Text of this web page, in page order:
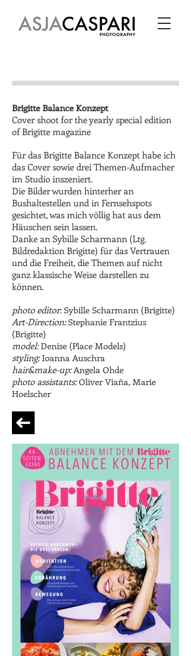
Brigitte Balance Konzept
Cover shoot for the yearly special edition
of Brigitte magazine
Für das Brigitte Balance Konzept habe ich
das Cover sowie drei Themen-Aufmacher
im Studio inszeniert.
Die Bilder wurden hinterher an
Bushaltestellen und in Fernsehspots
gesichtet, was mich völlig hat aus dem
Häuschen sein lassen.
Danke an Sybille Scharmann (Ltg.
Bildredaktion Brigitte) für das Vertrauen
und die Freiheit, die Themen auf nicht
ganz klassische Weise darstellen zu
können.
photo editor: Sybille Scharmann (Brigitte)
Art-Direction:Stephanie Frantzius
(Brigitte)
model:Denise (Place Models)
styling:Ioanna Auschra
hair&make-up:Angela Ohde
photo assistants:Oliver Viaña, Marie
Hoelscher